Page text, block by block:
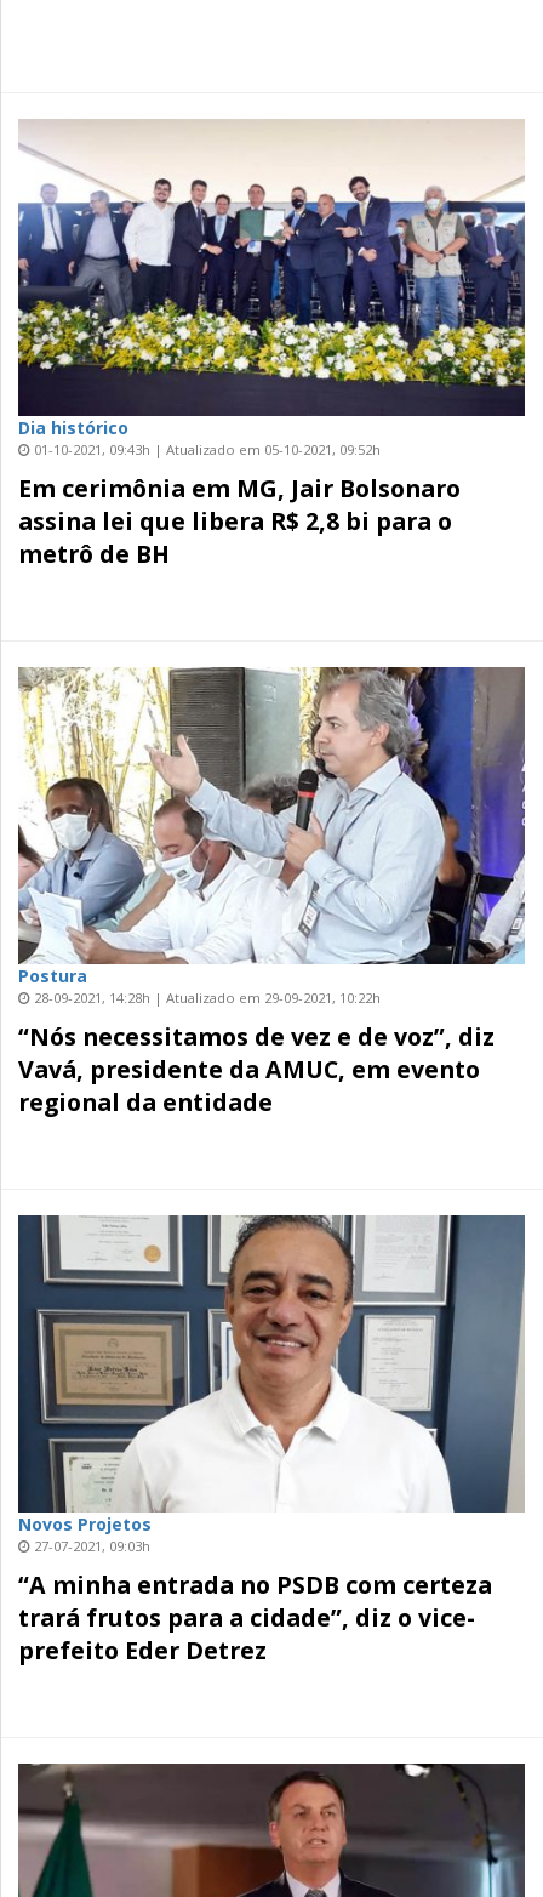
Dia histórico
01-10-2021, 09:43h | Atualizado em 05-10-2021, 09:52h
Em cerimônia em MG, Jair Bolsonaro
assina lei que libera R$ 2,8 bi para o
metrô de BH
Postura
28-09-2021, 14:28h | Atualizado em 29-09-2021, 10:22h
“Nós necessitamos de vez e de voz”, diz
Vavá, presidente da AMUC, em evento
regional da entidade
Novos Projetos
27-07-2021, 09:03h
“A minha entrada no PSDB com certeza
trará frutos para a cidade”, diz o vice-
prefeito Eder Detrez